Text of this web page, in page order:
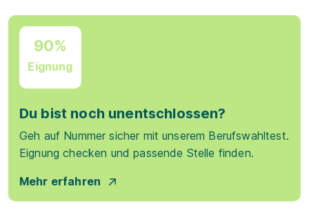
90%
Eignung
Du bist noch unentschlossen?
Geh auf Nummer sicher mit unserem Berufswahltest.
Eignung checken und passende Stelle finden.
Mehr erfahren